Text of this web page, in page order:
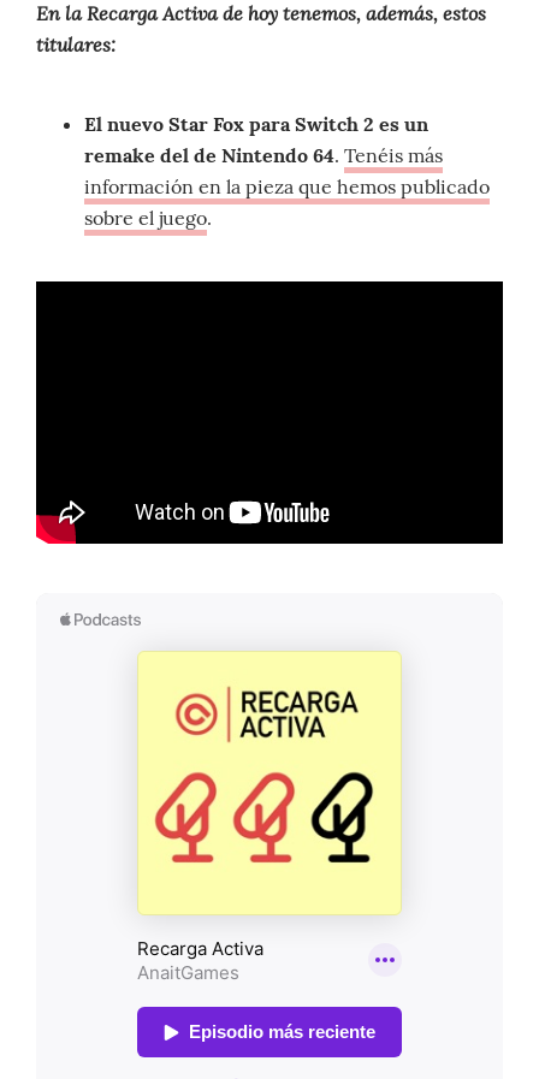
En la Recarga Activa de hoy tenemos, además, estos
titulares:
El nuevo Star Fox para Switch 2 es un
remake del de Nintendo 64. Tenéis más
información en la pieza que hemos publicado
sobre el juego.